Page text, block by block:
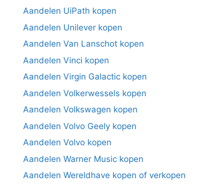
Aandelen UiPath kopen
Aandelen Unilever kopen
Aandelen Van Lanschot kopen
Aandelen Vinci kopen
Aandelen Virgin Galactic kopen
Aandelen Volkerwessels kopen
Aandelen Volkswagen kopen
Aandelen Volvo Geely kopen
Aandelen Volvo kopen
Aandelen Warner Music kopen
Aandelen Wereldhave kopen of verkopen